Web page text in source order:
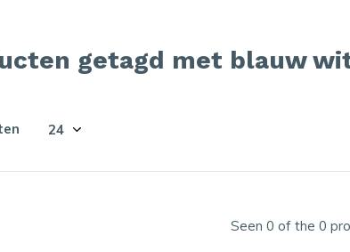
getagd met blauw
Seen 0 of the 0